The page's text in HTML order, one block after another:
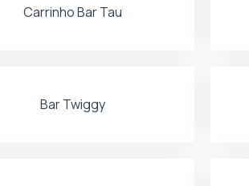
Carrinho Bar Tau
Bar Twiggy